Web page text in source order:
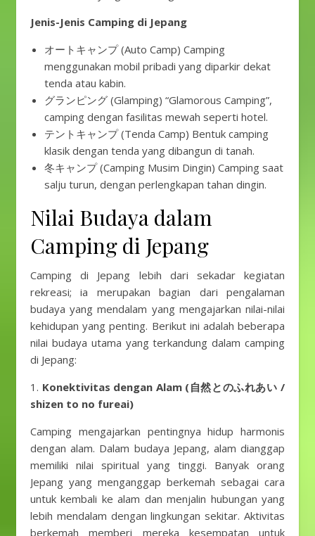
Jenis-Jenis Camping di Jepang
オートキャンプ (Auto Camp) Camping
menggunakan mobil pribadi yang diparkir dekat
tenda atau kabin.
グランピング (Glamping) “Glamorous Camping”,
camping dengan fasilitas mewah seperti hotel.
テントキャンプ (Tenda Camp) Bentuk camping
klasik dengan tenda yang dibangun di tanah.
冬キャンプ (Camping Musim Dingin) Camping saat
salju turun, dengan perlengkapan tahan dingin.
Nilai Budaya dalam
Camping di Jepang
Camping di Jepang lebih dari sekadar kegiatan
rekreasi; ia merupakan bagian dari pengalaman
budaya yang mendalam yang mengajarkan nilai-nilai
kehidupan yang penting. Berikut ini adalah beberapa
nilai budaya utama yang terkandung dalam camping
di Jepang:
1. Konektivitas dengan Alam (自然とのふれあい /
shizen to no fureai)
Camping mengajarkan pentingnya hidup harmonis
dengan alam. Dalam budaya Jepang, alam dianggap
memiliki nilai spiritual yang tinggi. Banyak orang
Jepang yang menganggap berkemah sebagai cara
untuk kembali ke alam dan menjalin hubungan yang
lebih mendalam dengan lingkungan sekitar. Aktivitas
berkemah memberi mereka kesempatan untuk